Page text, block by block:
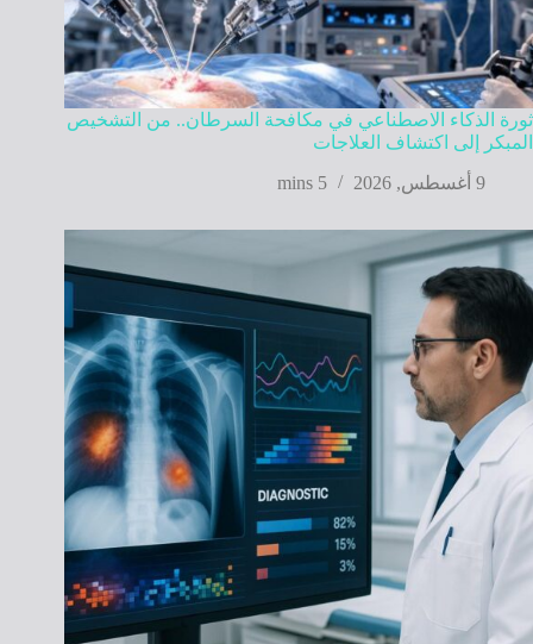
ثورة الذكاء الاصطناعي في مكافحة السرطان.. من التشخيص
المبكر إلى اكتشاف العلاجات
9 أغسطس, 2026
5 mins